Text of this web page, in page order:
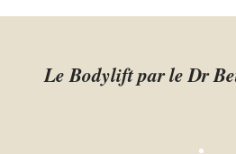
Le Bodylift par le Dr